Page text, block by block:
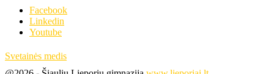
Facebook
Linkedin
Youtube
Svetainės medis